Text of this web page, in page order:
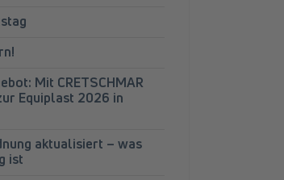
Willkommen, Yehor!
Mit CRETSCHMAR
Equiplast 2026 in
aktualisiert – was
ist